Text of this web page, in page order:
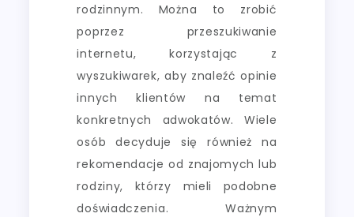
rodzinnym. Można to zrobić
poprzez przeszukiwanie
internetu, korzystając z
wyszukiwarek, aby znaleźć opinie
innych klientów na temat
konkretnych adwokatów. Wiele
osób decyduje się również na
rekomendacje od znajomych lub
rodziny, którzy mieli podobne
doświadczenia. Ważnym